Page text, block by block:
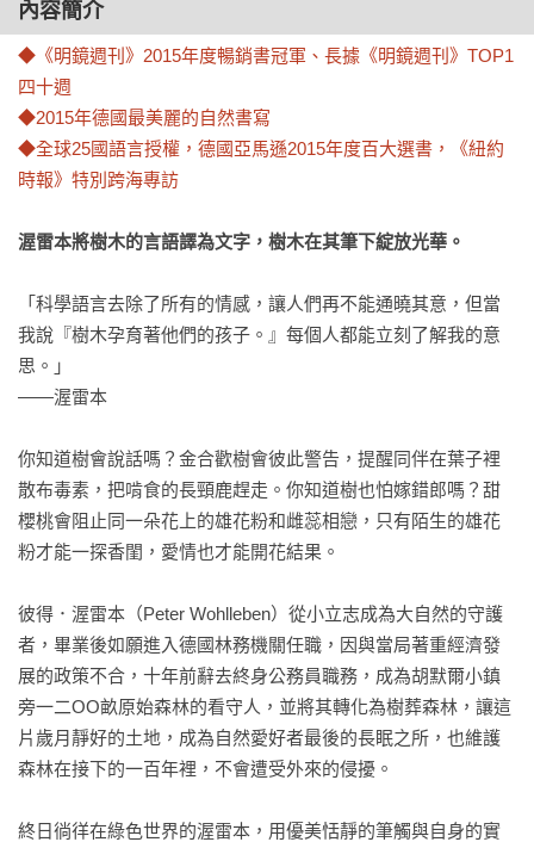
內容簡介
◆《明鏡週刊》2015年度暢銷書冠軍、長據《明鏡週刊》TOP1
四十週
◆2015年德國最美麗的自然書寫
◆全球25國語言授權，德國亞馬遜2015年度百大選書，《紐約
時報》特別跨海專訪
渥雷本將樹木的言語譯為文字，樹木在其筆下綻放光華。
「科學語言去除了所有的情感，讓人們再不能通曉其意，但當
我說『樹木孕育著他們的孩子。』每個人都能立刻了解我的意
思。」
——渥雷本
你知道樹會說話嗎？金合歡樹會彼此警告，提醒同伴在葉子裡
散布毒素，把啃食的長頸鹿趕走。你知道樹也怕嫁錯郎嗎？甜
櫻桃會阻止同一朵花上的雄花粉和雌蕊相戀，只有陌生的雄花
粉才能一探香閨，愛情也才能開花結果。
彼得．渥雷本（Peter Wohlleben）從小立志成為大自然的守護
者，畢業後如願進入德國林務機關任職，因與當局著重經濟發
展的政策不合，十年前辭去終身公務員職務，成為胡默爾小鎮
旁一二OO畝原始森林的看守人，並將其轉化為樹葬森林，讓這
片歲月靜好的土地，成為自然愛好者最後的長眠之所，也維護
森林在接下的一百年裡，不會遭受外來的侵擾。
終日徜徉在綠色世界的渥雷本，用優美恬靜的筆觸與自身的實